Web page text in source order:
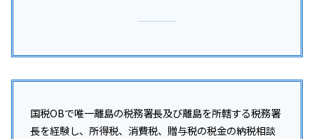
国税OBで唯一離島の税務署長及び離島を所轄する税務署
長を経験し、所得税、消費税、贈与税の税金の納税相談